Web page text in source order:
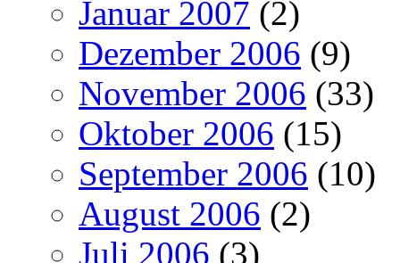
Januar 2007 (2)
Dezember 2006 (9)
November 2006 (33)
Oktober 2006 (15)
September 2006 (10)
August 2006 (2)
Juli 2006 (3)